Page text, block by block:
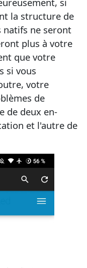
la structure de
natifs ne seront
plus à votre
que votre
si vous
votre
de
de deux en-
et l'autre de